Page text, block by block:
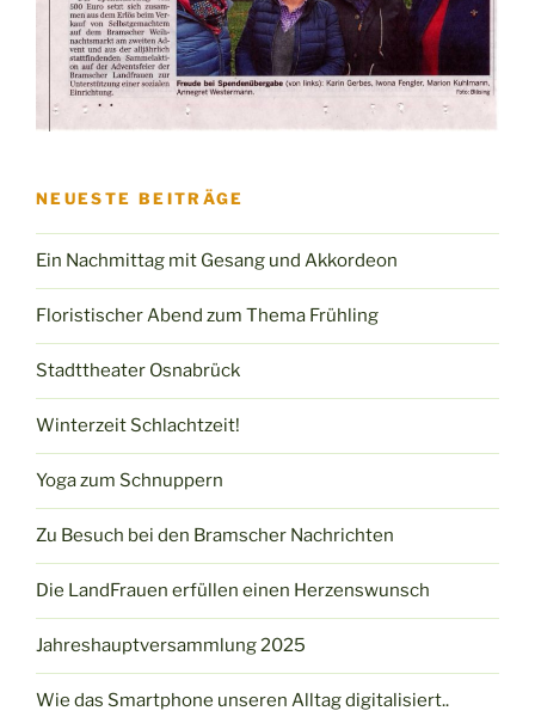
NEUESTE BEITRÄGE
Ein Nachmittag mit Gesang und Akkordeon
Floristischer Abend zum Thema Frühling
Stadttheater Osnabrück
Winterzeit Schlachtzeit!
Yoga zum Schnuppern
Zu Besuch bei den Bramscher Nachrichten
Die LandFrauen erfüllen einen Herzenswunsch
Jahreshauptversammlung 2025
Wie das Smartphone unseren Alltag digitalisiert..